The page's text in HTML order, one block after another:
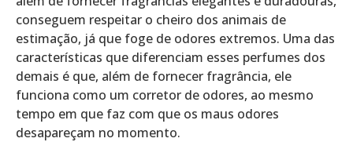
conseguem respeitar o cheiro dos animais de
estimação, já que foge de odores extremos. Uma das
características que diferenciam esses perfumes dos
demais é que, além de fornecer fragrância, ele
funciona como um corretor de odores, ao mesmo
tempo em que faz com que os maus odores
desapareçam no momento.